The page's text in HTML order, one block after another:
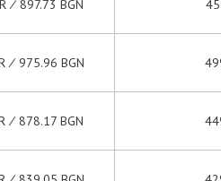
∕ 897.73 BGN
∕ 975.96 BGN
∕ 878.17 BGN